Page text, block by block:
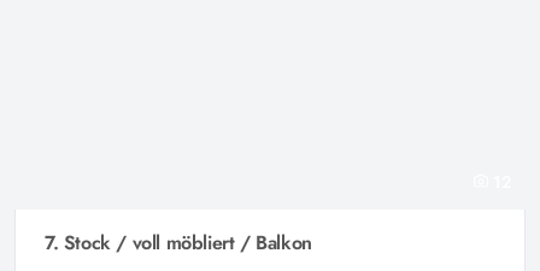
7. Stock / voll möbliert / Balkon